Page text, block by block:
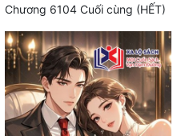
Chương 6104 Cuối cùng (HẾT)